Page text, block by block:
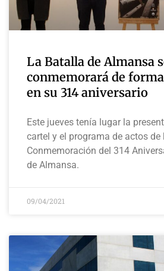
La Batalla de Almansa
conmemorará de
en su 314 aniversario
Este jueves tenía lugar la
cartel y el programa de actos de
Conmemoración del 314
de Almansa.
09/04/2021